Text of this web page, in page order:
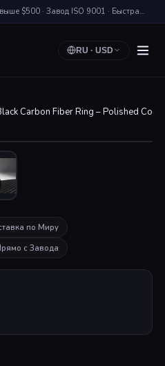
Бесплатная доставка на заказы свыше $500 · Завод ISO 9001 · Быстрая Доставка по Миру
RU · USD
Carbon Fiber Ring – Polished
по Миру
с Завода